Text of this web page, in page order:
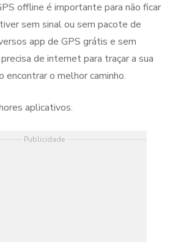
offline é importante para não ficar
sem sinal ou sem pacote de
app de GPS grátis e sem
de internet para traçar a sua
encontrar o melhor caminho.
aplicativos.
Publicidade